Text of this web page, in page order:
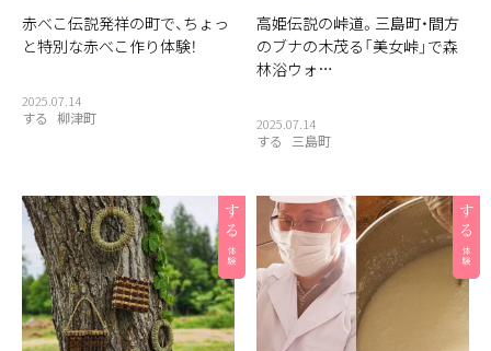
赤べこ伝説発祥の町で、ちょっ
と特別な赤べこ作り体験！
2025.07.14
する 柳津町
高姫伝説の峠道。三島町・間方
のブナの木茂る「美女峠」で森
林浴ウォ…
2025.07.14
する 三島町